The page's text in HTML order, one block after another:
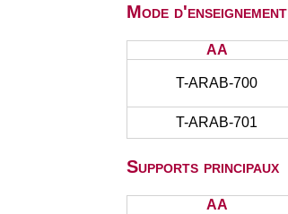
Mode d'enseignement
AA
T-ARAB-700
T-ARAB-701
Supports principaux
AA